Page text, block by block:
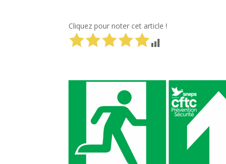
Cliquez pour noter cet article !